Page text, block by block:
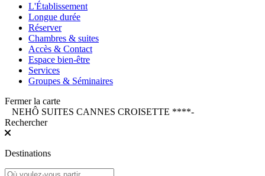
L'Établissement
Longue durée
Réserver
Chambres & suites
Accès & Contact
Espace bien-être
Services
Groupes & Séminaires
Fermer la carte
NEHÔ SUITES CANNES CROISETTE ****-
Rechercher
Destinations